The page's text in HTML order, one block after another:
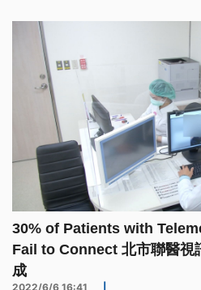
30% of Patients with
Fail to Connect 北市聯醫視
成
2022/6/6 16:41